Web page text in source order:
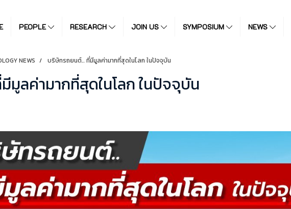
PEOPLE RESEARCH JOIN US SYMPOSIUM NEWS
NEWS บริษัทรถยนต์.. ที่มีมูลค่ามากที่สุดในโลก ในปัจจุบัน
มูลค่ามากที่สุดในโลก ในปัจจุบัน